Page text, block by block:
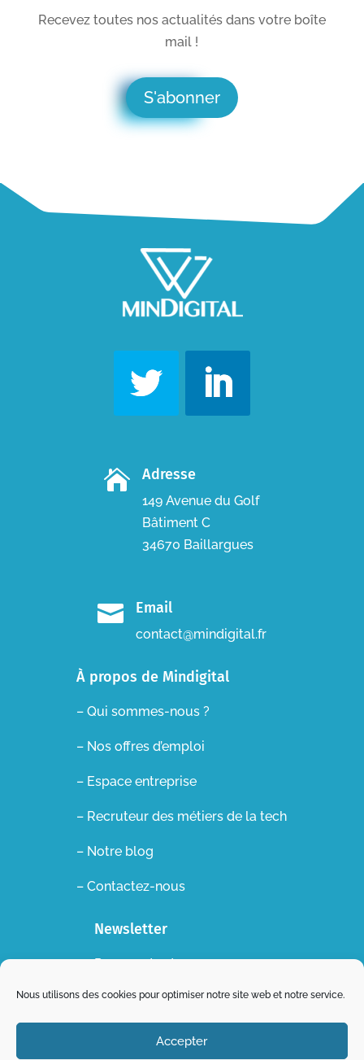
Nous utilisons des cookies pour optimiser notre site web et notre service.
Accepter
Recevez toutes nos actualités dans votre boîte
mail !
S'abonner
 Adresse
149 Avenue du Golf
Bâtiment C
34670 Baillargues
 Email
contact@mindigital.fr
À propos de Mindigital
– Qui sommes-nous ?
– Nos offres d’emploi
– Espace entreprise
– Recruteur des métiers de la tech
– Notre blog
– Contactez-nous
Newsletter
Recevez toutes nos